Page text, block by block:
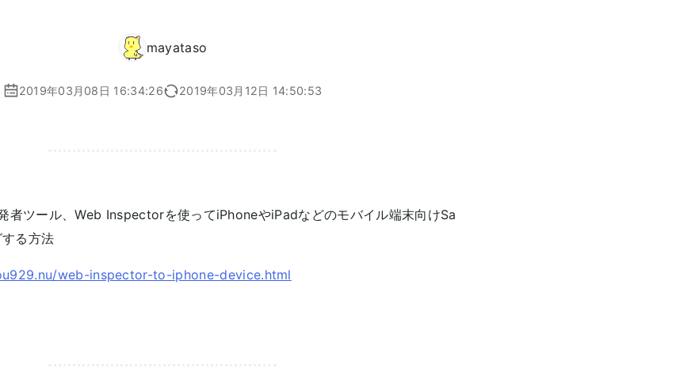
mayataso
2019年03月08日 16:34:26 2019年03月12日 14:50:53
者ツール、Web Inspectorを使ってiPhoneやiPadなどのモバイル端末向けSa
る方法
web-inspector-to-iphone-device.html